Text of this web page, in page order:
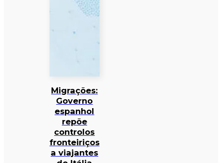
Migrações:
Governo
espanhol
repõe
controlos
fronteiriços
a viajantes